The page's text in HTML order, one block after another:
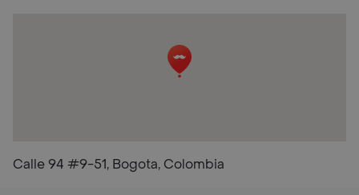
Calle 94 #9-51, Bogota, Colombia